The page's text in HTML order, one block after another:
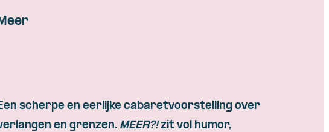
scherpe en eerlijke cabaretvoorstelling over
en grenzen. MEER?!zit vol humor,